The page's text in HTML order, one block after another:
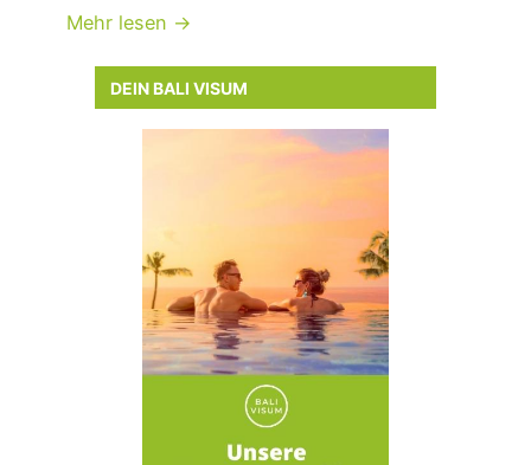
Mehr lesen →
DEIN BALI VISUM